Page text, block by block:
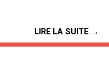
LIRE LA SUITE →